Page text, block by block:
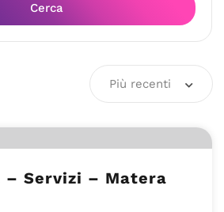
Cerca
Più recenti
– Servizi – Matera